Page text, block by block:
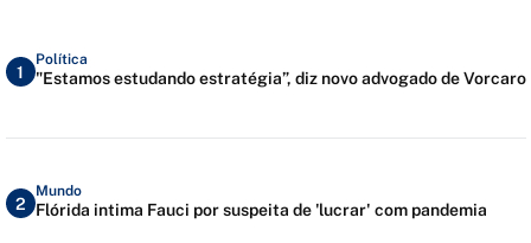
1
Política
"Estamos estudando estratégia”, diz novo advogado de Vorcaro
2
Mundo
Flórida intima Fauci por suspeita de 'lucrar' com pandemia